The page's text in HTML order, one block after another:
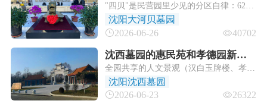
园”格局有哪些独特之处？
"四贝"是民营园里少见的分区自律：62万
㎡肯切35%给生态+惠民，剩下65%才做
传承+礼制——这个比例在辽宁民营墓园
里几乎是独一份。
沈阳大河贝墓园
2026-06-26
40702
沈西墓园的惠民苑和孝德园新区
在环境氛围上有什么区别？
全园共享的人文景观（汉白玉牌楼、孝德
文化长廊、二十四孝雕塑群、功勋园）都
在主轴上，惠民苑和孝德园都能用到，但
孝德园新排离主轴更近的，走路更有"逛
沈阳沈西墓园
2026-06-23
26322